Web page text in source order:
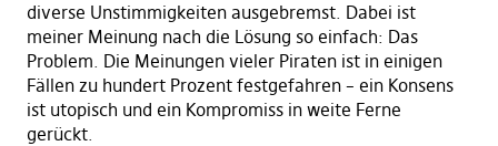
diverse Unstimmigkeiten ausgebremst. Dabei ist
meiner Meinung nach die Lösung so einfach: Das
Problem. Die Meinungen vieler Piraten ist in einigen
Fällen zu hundert Prozent festgefahren – ein Konsens
ist utopisch und ein Kompromiss in weite Ferne
gerückt.